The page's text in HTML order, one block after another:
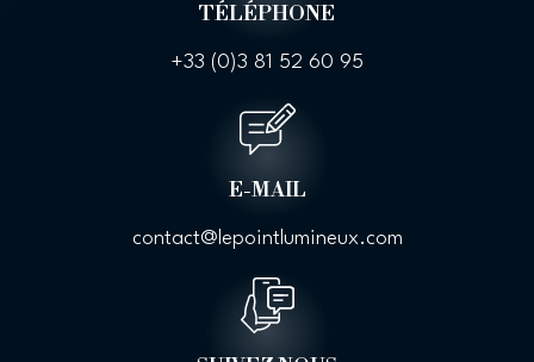
TÉLÉPHONE
+33 (0)3 81 52 60 95
E-MAIL
contact@lepointlumineux.com